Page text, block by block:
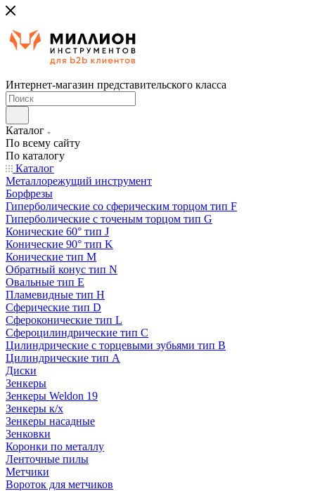
Интернет-магазин представительского класса
Каталог
По всему сайту
По каталогу
Каталог
Металлорежущий инструмент
Борфрезы
Гиперболические cо сферическим торцом тип F
Гиперболические с точеным торцом тип G
Конические 60° тип J
Конические 90° тип K
Конические тип M
Обратный конус тип N
Овальные тип E
Пламевидные тип H
Сферические тип D
Сфероконические тип L
Сфероцилиндрические тип C
Цилиндрические с торцевыми зубьями тип B
Цилиндрические тип А
Диски
Зенкеры
Зенкеры Weldon 19
Зенкеры к/х
Зенкеры насадные
Зенковки
Коронки по металлу
Ленточные пилы
Метчики
Вороток для метчиков